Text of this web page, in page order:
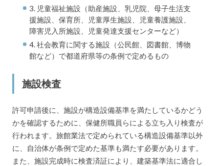
3. 児童福祉施設（助産施設、乳児院、母子生活支
援施設、保育所、児童厚生施設、児童養護施設、
障害児入所施設、児童発達支援センターなど）
4. 社会教育に関する施設（公民館、図書館、博物
館など）で都道府県等の条例で定めるもの
施設検査
許可申請後に、施設が構造設備基準を満たしているかどう
かを確認するために、保健所職員らによる立ち入り検査が
行われます。旅館業法で定められている構造設備基準以外
に、自治体が条例で定めた基準も満たす必要があります。
また、施設完成時に検査済証により、建築基準法に適合し